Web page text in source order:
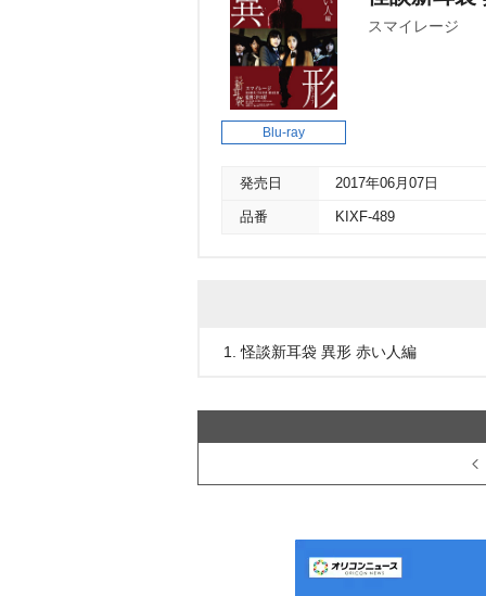
Blu-ray
スマイレージ
発売日 2017年06月07日
品番 KIXF-489
1. 怪談新耳袋 異形 赤い人編